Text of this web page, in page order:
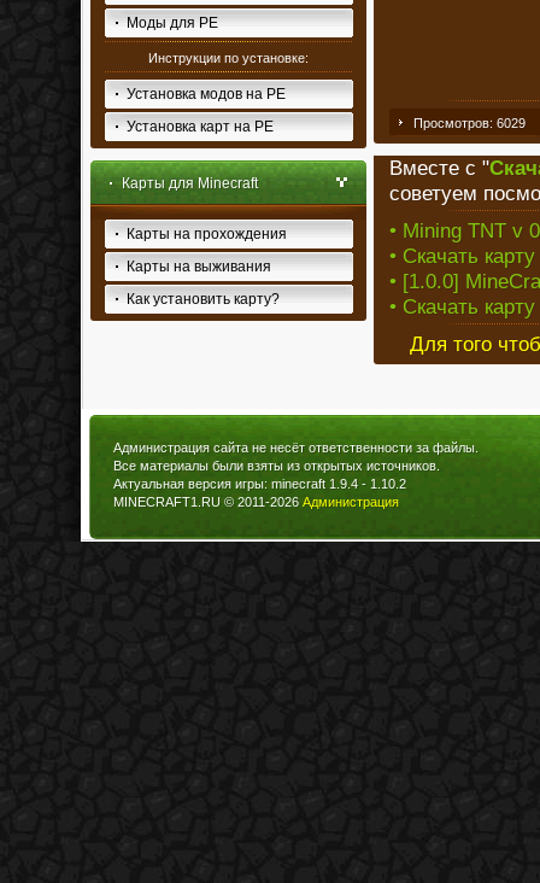
Моды для PE
Инструкции по установке:
Установка модов на PE
Установка карт на PE
Карты для Minecraft
Карты на прохождения
Карты на выживания
Как установить карту?
Просмотров: 6029
Вместе с "
советуем
• Mining TNT v
• Скачать
• [1.0.0]
• Скачать
Для того
Администрация сайта не несёт ответственности за файлы.
Все материалы были взяты из открытых источников.
Актуальная версия игры: minecraft 1.9.4 - 1.10.2
MINECRAFT1.RU © 2011-2026 Администрация